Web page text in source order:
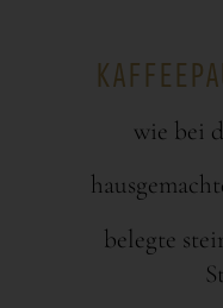
wie bei
belegte